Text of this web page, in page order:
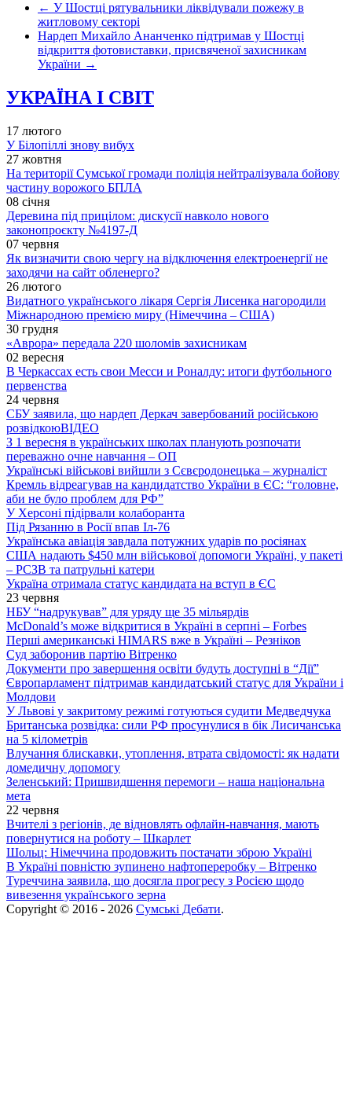
← У Шостці рятувальники ліквідували пожежу в
житловому секторі
Нардеп Михайло Ананченко підтримав у Шостці
відкриття фотовиставки, присвяченої захисникам
України →
УКРАЇНА І СВІТ
17 лютого
У Білопіллі знову вибух
27 жовтня
На території Сумської громади поліція нейтралізувала бойову
частину ворожого БПЛА
08 січня
Деревина під прицілом: дискусії навколо нового
законопроєкту №4197-Д
07 червня
Як визначити свою чергу на відключення електроенергії не
заходячи на сайт обленерго?
26 лютого
Видатного українського лікаря Сергія Лисенка нагородили
Міжнародною премією миру (Німеччина – США)
30 грудня
«Аврора» передала 220 шоломів захисникам
02 вересня
В Черкассах есть свои Месси и Роналду: итоги футбольного
первенства
24 червня
СБУ заявила, що нардеп Деркач завербований російською
розвідкоюВІДЕО
З 1 вересня в українських школах планують розпочати
переважно очне навчання – ОП
Українські військові вийшли з Сєвєродонецька – журналіст
Кремль відреагував на кандидатство України в ЄС: “головне,
аби не було проблем для РФ”
У Херсоні підірвали колаборанта
Під Рязанню в Росії впав Іл-76
Українська авіація завдала потужних ударів по росіянах
США надають $450 млн військової допомоги Україні, у пакеті
– РСЗВ та патрульні катери
Україна отримала статус кандидата на вступ в ЄС
23 червня
НБУ “надрукував” для уряду ще 35 мільярдів
McDonald’s може відкритися в Україні в серпні – Forbes
Перші американські HIMARS вже в Україні – Резніков
Суд заборонив партію Вітренко
Документи про завершення освіти будуть доступні в “Дії”
Європарламент підтримав кандидатський статус для України і
Молдови
У Львові у закритому режимі готуються судити Медведчука
Британська розвідка: сили РФ просунулися в бік Лисичанська
на 5 кілометрів
Влучання блискавки, утоплення, втрата свідомості: як надати
домедичну допомогу
Зеленський: Пришвидшення перемоги – наша національна
мета
22 червня
Вчителі з регіонів, де відновлять офлайн-навчання, мають
повернутися на роботу – Шкарлет
Шольц: Німеччина продовжить постачати зброю Україні
В Україні повністю зупинено нафтопереробку – Вітренко
Туреччина заявила, що досягла прогресу з Росією щодо
вивезення українського зерна
Copyright © 2016 - 2026 Сумські Дебати.